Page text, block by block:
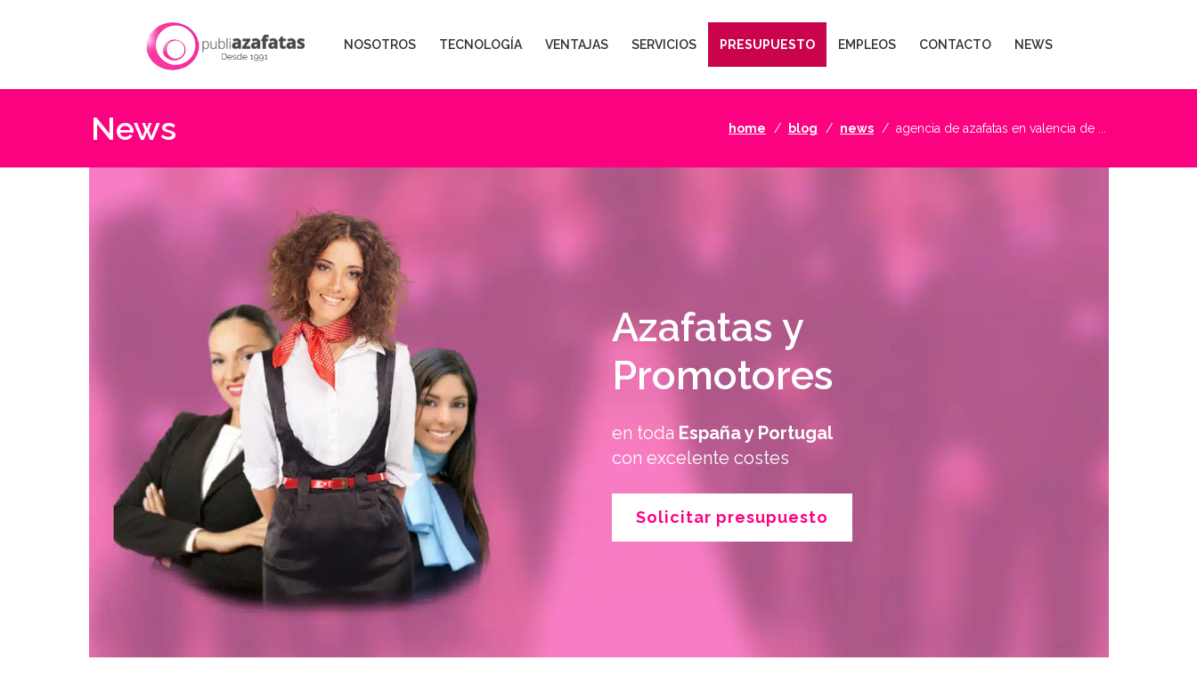
NOSOTROS TECNOLOGÍA VENTAJAS SERVICIOS PRESUPUESTO EMPLEOS CONTACTO NEWS
News home blog news agencia de azafatas en valencia de ...
Azafatas y
Promotores
en toda España y Portugal
con excelente costes
Solicitar presupuesto